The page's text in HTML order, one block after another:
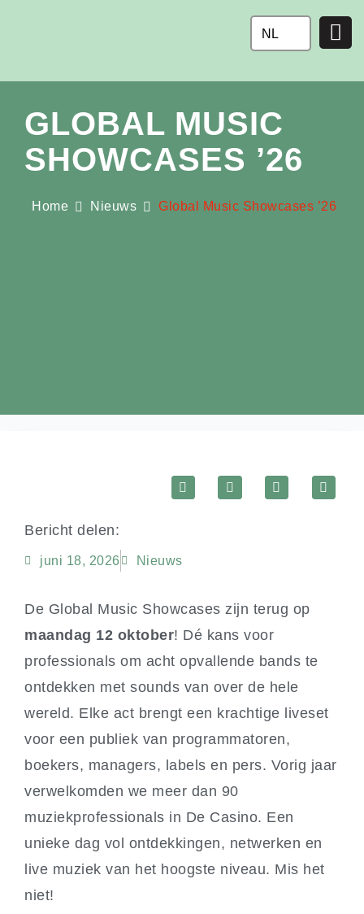
NL
GLOBAL MUSIC
SHOWCASES ’26
Home Nieuws Global Music Showcases ’26
Bericht delen:
juni 18, 2026 Nieuws
De Global Music Showcases zijn terug op
maandag 12 oktober! Dé kans voor
professionals om acht opvallende bands te
ontdekken met sounds van over de hele
wereld. Elke act brengt een krachtige liveset
voor een publiek van programmatoren,
boekers, managers, labels en pers. Vorig jaar
verwelkomden we meer dan 90
muziekprofessionals in De Casino. Een
unieke dag vol ontdekkingen, netwerken en
live muziek van het hoogste niveau. Mis het
niet!